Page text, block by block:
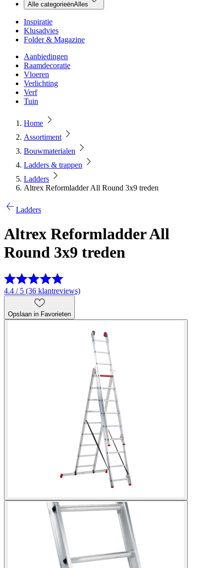
Alle categorieënAlles
Inspiratie
Klusadvies
Folder & Magazine
Aanbiedingen
Raamdecoratie
Vloeren
Verlichting
Verf
Tuin
Home
Assortiment
Bouwmaterialen
Ladders & trappen
Ladders
Altrex Reformladder All Round 3x9 treden
Ladders
Altrex Reformladder All
Round 3x9 treden
4.4 / 5 (36 klantreviews)
Opslaan in Favorieten